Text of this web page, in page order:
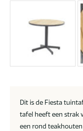
Dit is de Fiesta
tafel heeft een strak
een rond